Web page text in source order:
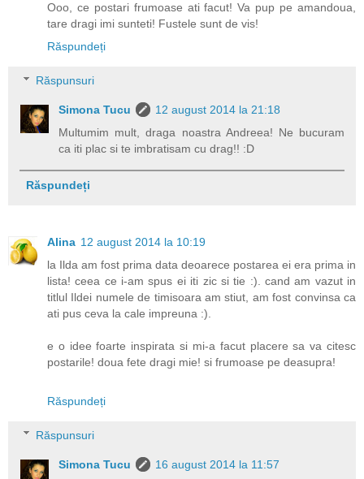
Ooo, ce postari frumoase ati facut! Va pup pe amandoua,
tare dragi imi sunteti! Fustele sunt de vis!
Răspundeți
Răspunsuri
Simona Tucu
12 august 2014 la 21:18
Multumim mult, draga noastra Andreea! Ne bucuram
ca iti plac si te imbratisam cu drag!! :D
Răspundeți
Alina 12 august 2014 la 10:19
la Ilda am fost prima data deoarece postarea ei era prima in
lista! ceea ce i-am spus ei iti zic si tie :). cand am vazut in
titlul Ildei numele de timisoara am stiut, am fost convinsa ca
ati pus ceva la cale impreuna :).
e o idee foarte inspirata si mi-a facut placere sa va citesc
postarile! doua fete dragi mie! si frumoase pe deasupra!
Răspundeți
Răspunsuri
Simona Tucu
16 august 2014 la 11:57